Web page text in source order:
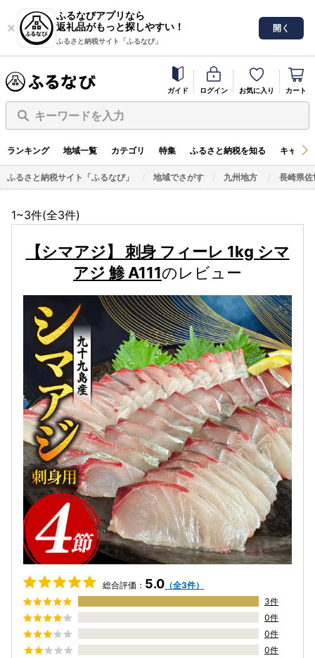
ふるなびアプリなら
返礼品がもっと探しやすい！
ふるさと納税サイト「ふるなび」
開く
ガイド ログイン お気に入り カート
キーワードを入力
ランキング 地域一覧 カテゴリ 特集 ふるさと納税を知る キャン
ふるさと納税サイト「ふるなび」 地域でさがす 九州地方 長崎県佐
1~3件(全3件)
【シマアジ】 刺身 フィーレ 1kg シマ
アジ 鯵 A111のレビュー
総合評価： 5.0 （全3件）
3件
0件
0件
0件